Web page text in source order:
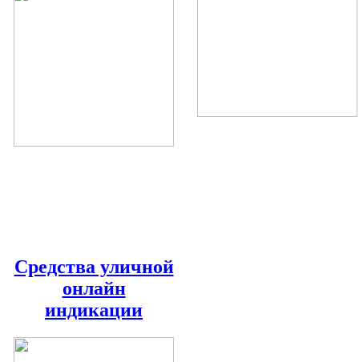
Средства уличной
онлайн
индикации